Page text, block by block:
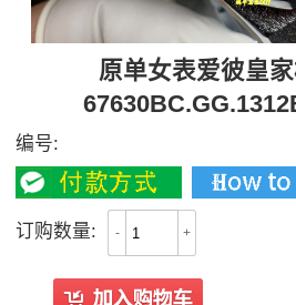
原单女表爱彼皇
编号:
订购数量: - +